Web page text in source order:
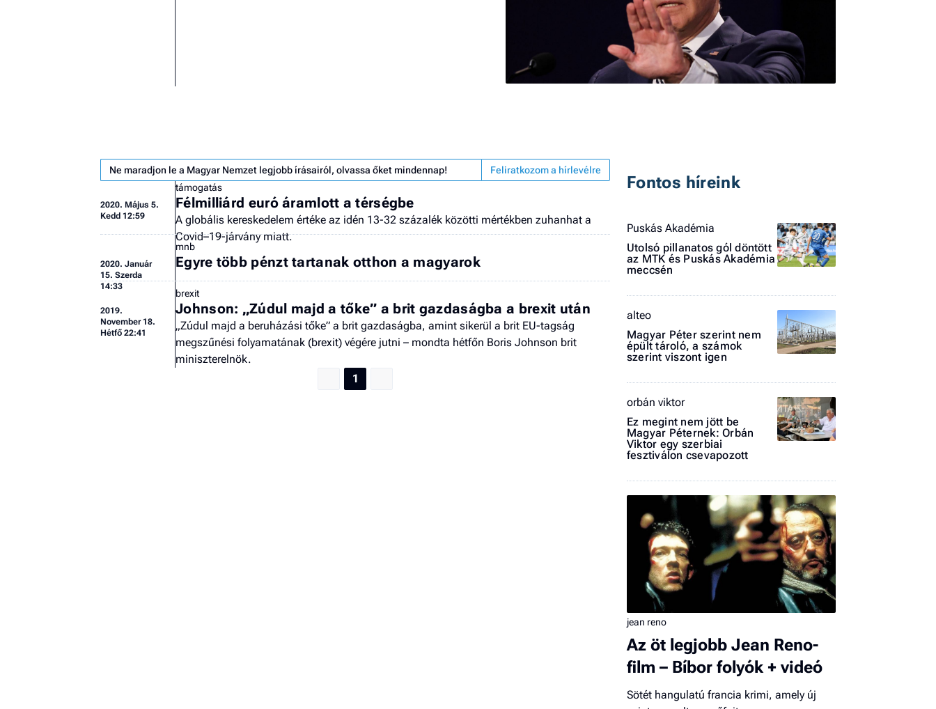
Ne maradjon le a Magyar Nemzet legjobb írásairól, olvassa őket mindennap! Feliratkozom a hírlevélre
2020. Május 5.
Kedd 12:59
támogatás
Félmilliárd euró áramlott a térségbe
A globális kereskedelem értéke az idén 13-32 százalék közötti mértékben zuhanhat a
Covid–19-járvány miatt.
2020. Január
15. Szerda
14:33
mnb
Egyre több pénzt tartanak otthon a magyarok
2019.
November 18.
Hétfő 22:41
brexit
Johnson: „Zúdul majd a tőke” a brit gazdaságba a brexit után
„Zúdul majd a beruházási tőke” a brit gazdaságba, amint sikerül a brit EU-tagság
megszűnési folyamatának (brexit) végére jutni – mondta hétfőn Boris Johnson brit
miniszterelnök.
1
Fontos híreink
Puskás Akadémia
Utolsó pillanatos gól döntött
az MTK és Puskás Akadémia
meccsén
alteo
Magyar Péter szerint nem
épült tároló, a számok
szerint viszont igen
orbán viktor
Ez megint nem jött be
Magyar Péternek: Orbán
Viktor egy szerbiai
fesztiválon csevapozott
jean reno
Az öt legjobb Jean Reno-
film – Bíbor folyók + videó
Sötét hangulatú francia krimi, amely új